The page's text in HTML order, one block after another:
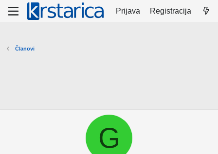
Prijava Registracija
Članovi
G